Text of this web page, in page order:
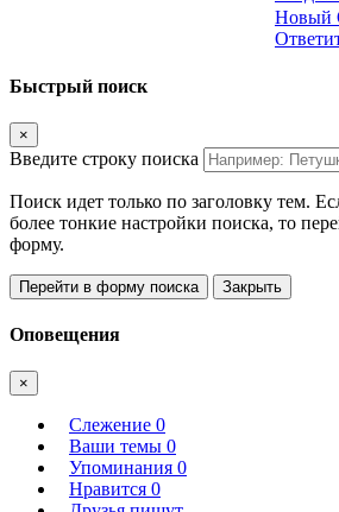
Новый
Быстрый поиск
×
Введите строку поиска
Поиск идет только по заголовку тем.
более тонкие настройки поиска, то
форму.
Перейти в форму поиска Закрыть
Оповещения
×
Слежение 0
Ваши темы 0
Упоминания 0
Нравится 0